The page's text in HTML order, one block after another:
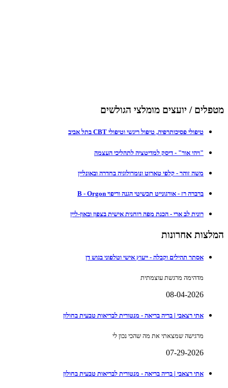
מטפלים / יועצים מומלצי הגולשים
טיפולי פסיכותרפיה, טיפול ריגשי וטיפולי CBT בתל אביב
"ויהי אור" - דיסק למדיטציה לתהליכי העצמה
משה זוהר - קלפי טארוט ונומרולוגיה בחדרה ובאונליין
ברברה רז - אורגונייט תכשיטי הגנה וריפוי B - Orgon
רונית לב ארי - הכנת מפה רוחנית אישית בצפון ובאון-ליין
המלצות אחרונות
אסתר תהילים וקבלה - ייעוץ אישי וטלפוני בגוש דן
מדהימה מרגשת עוצמתית
08-04-2026
אתי רצאבי | בריה בריאה - מנטורית לבריאות טבעית בחולון
מרגישה שמצאתי את מה שהכי נכון לי
07-29-2026
אתי רצאבי | בריה בריאה - מנטורית לבריאות טבעית בחולון